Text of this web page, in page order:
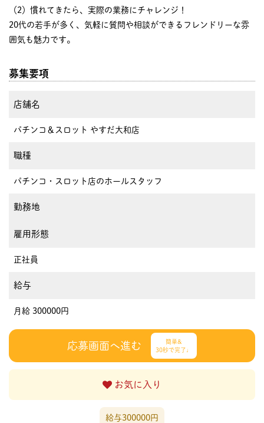
（2）慣れてきたら、実際の業務にチャレンジ！
20代の若手が多く、気軽に質問や相談ができるフレンドリーな雰
囲気も魅力です。
募集要項
店舗名
パチンコ＆スロット やすだ大和店
職種
パチンコ・スロット店のホールスタッフ
勤務地
雇用形態
正社員
給与
月給 300000円
応募画面へ進む
簡単&
30秒で完了♩
お気に入り
給与300000円